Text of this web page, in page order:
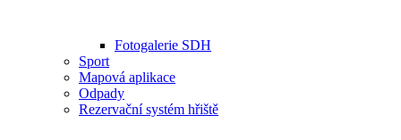
Fotogalerie SDH
Sport
Mapová aplikace
Odpady
Rezervační systém hřiště